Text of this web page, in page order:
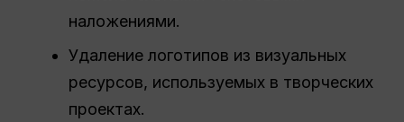
наложениями.
Удаление логотипов из визуальных
ресурсов, используемых в творческих
проектах.